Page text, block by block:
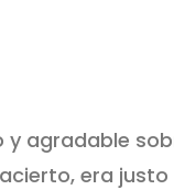
agradable
era justo